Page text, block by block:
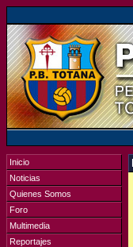
Inicio
Noticias
Quienes Somos
Foro
Multimedia
Reportajes